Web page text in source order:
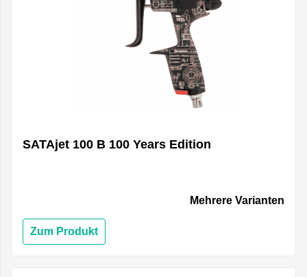
SATAjet 100 B 100 Years Edition
Mehrere Varianten
Zum Produkt